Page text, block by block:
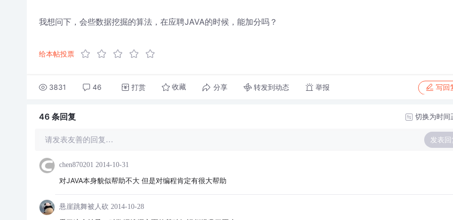
我想问下，会些数据挖掘的算法，在应聘JAVA的时候，能加分吗？
给本帖投票
3831 46 打赏 收藏 分享 转发到动态 举报 写回
46 条回复 切换为时间
请发表友善的回复… 发表回
chen870201 2014-10-31
对JAVA本身貌似帮助不大 但是对编程肯定有很大帮助
悬崖跳舞被人砍 2014-10-28